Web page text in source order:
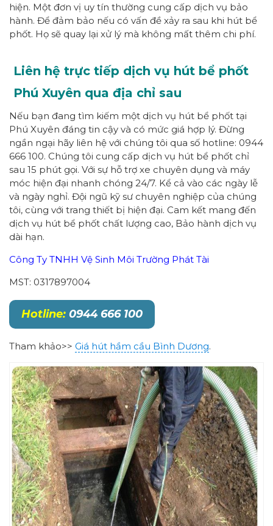
hiện. Một đơn vị uy tín thường cung cấp dịch vụ bảo
hành. Để đảm bảo nếu có vấn đề xảy ra sau khi hút bể
phốt. Họ sẽ quay lại xử lý mà không mất thêm chi phí.
Liên hệ trực tiếp dịch vụ hút bể phốt
Phú Xuyên qua địa chỉ sau
Nếu bạn đang tìm kiếm một dịch vụ hút bể phốt tại
Phú Xuyên đáng tin cậy và có mức giá hợp lý. Đừng
ngần ngại hãy liên hệ với chúng tôi qua số hotline: 0944
666 100. Chúng tôi cung cấp dịch vụ hút bể phốt chỉ
sau 15 phút gọi. Với sự hỗ trợ xe chuyên dụng và máy
móc hiện đại nhanh chóng 24/7. Kể cả vào các ngày lễ
và ngày nghỉ. Đội ngũ kỹ sư chuyên nghiệp của chúng
tôi, cùng với trang thiết bị hiện đại. Cam kết mang đến
dịch vụ hút bể phốt chất lượng cao, Bảo hành dịch vụ
dài hạn.
Công Ty TNHH Vệ Sinh Môi Trường Phát Tài
MST: 0317897004
Hotline: 0944 666 100
Tham khảo>> Giá hút hầm cầu Bình Dương.